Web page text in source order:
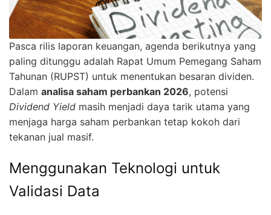
Pasca rilis laporan keuangan, agenda berikutnya yang
paling ditunggu adalah Rapat Umum Pemegang Saham
Tahunan (RUPST) untuk menentukan besaran dividen.
Dalam analisa saham perbankan 2026, potensi
Dividend Yield masih menjadi daya tarik utama yang
menjaga harga saham perbankan tetap kokoh dari
tekanan jual masif.
Menggunakan Teknologi untuk
Validasi Data